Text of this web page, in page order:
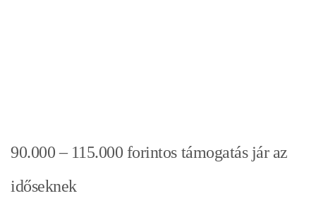
90.000 – 115.000 forintos támogatás jár az
időseknek